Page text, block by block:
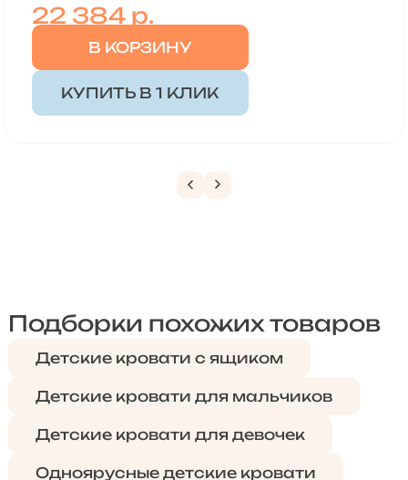
22 384р.
В КОРЗИНУ
КУПИТЬ В 1 КЛИК
Подборки похожих товаров
Детские кровати с ящиком
Детские кровати для мальчиков
Детские кровати для девочек
Одноярусные детские кровати